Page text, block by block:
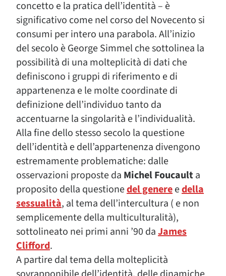
concetto e la pratica dell’identità – è
significativo come nel corso del Novecento si
consumi per intero una parabola. All’inizio
del secolo è George Simmel che sottolinea la
possibilità di una molteplicità di dati che
definiscono i gruppi di riferimento e di
appartenenza e le molte coordinate di
definizione dell’individuo tanto da
accentuarne la singolarità e l’individualità.
Alla fine dello stesso secolo la questione
dell’identità e dell’appartenenza divengono
estremamente problematiche: dalle
osservazioni proposte da Michel Foucaulta
proposito della questionedel genereedella
sessualità, al tema dell’intercultura ( e non
semplicemente della multiculturalità),
sottolineato nei primi anni ’90 daJames
Clifford.
A partire dal tema della molteplicità